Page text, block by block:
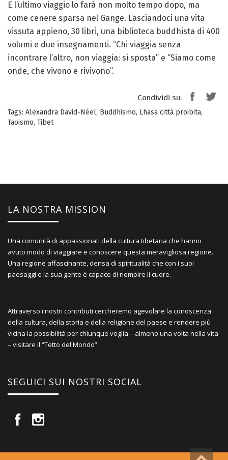
E l’ultimo viaggio lo farà non molto tempo dopo, ma
come cenere sparsa nel Gange. Lasciandoci una vita
vissuta appieno, 30 libri, una biblioteca buddhista di 400
volumi e due insegnamenti. “Chi viaggia senza
incontrare l’altro, non viaggia: si sposta” e “Siamo come
onde, che vivono e rivivono”.
Condividi su:
Tags: Alexandra David-Néel, Buddhismo, Lhasa città proibita,
Taoismo, Tibet
LA NOSTRA MISSION
Una comunità di appassionati della cultura tibetana che hanno
avuto modo di viaggiare e conoscere questa meravigliosa regione.
Una regione affascinante, densa di spiritualità che con i suoi
paesaggi e la sua gente è capace di riempire il cuore.
Attraverso i nostri contributi cercheremo agevolare la conoscenza
della cultura, della storia e della religione del paese e rendere più
vicina la possibilità per chiunque voglia – almeno una volta nella vita
– visitare il “Tetto del Mondo”.
SEGUICI SUI NOSTRI SOCIAL